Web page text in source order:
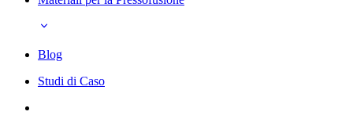
Blog
Studi di Caso